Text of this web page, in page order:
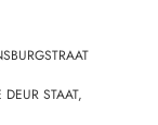
STAAT,